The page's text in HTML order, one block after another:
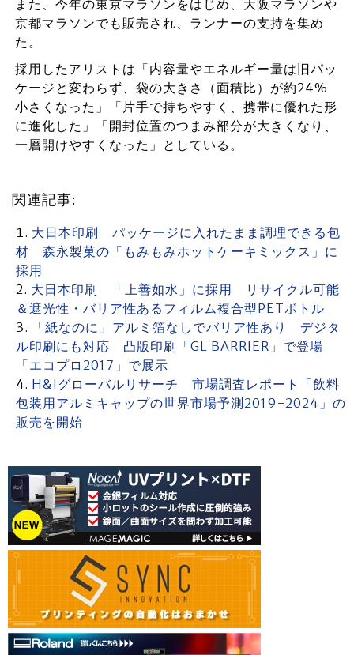
また、今年の東京マラソンをはじめ、大阪マラソンや
京都マラソンでも販売され、ランナーの支持を集め
た。
採用したアリストは「内容量やエネルギー量は旧パッ
ケージと変わらず、袋の大きさ（面積比）が約24%
小さくなった」「片手で持ちやすく、携帯に優れた形
に進化した」「開封位置のつまみ部分が大きくなり、
一層開けやすくなった」としている。
関連記事:
大日本印刷 パッケージに入れたまま調理できる包
材 森永製菓の「もみもみホットケーキミックス」に
採用
大日本印刷 「上善如水」に採用 リサイクル可能
＆遮光性・バリア性あるフィルム複合型PETボトル
「紙なのに」アルミ箔なしでバリア性あり デジタ
ル印刷にも対応 凸版印刷「GL BARRIER」で登場
「エコプロ2017」で展示
H&Iグローバルリサーチ 市場調査レポート「飲料
包装用アルミキャップの世界市場予測2019-2024」の
販売を開始